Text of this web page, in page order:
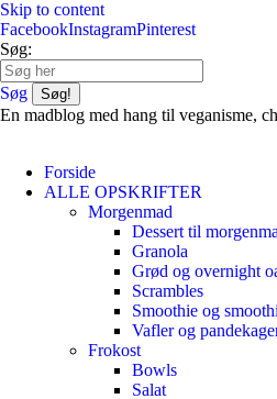
Skip to content
FacebookInstagramPinterest
Søg:
Søg
En madblog med hang til veganisme,
Forside
ALLE OPSKRIFTER
Morgenmad
Dessert til
Granola
Grød og overnight
Scrambles
Smoothie og
Vafler og
Frokost
Bowls
Salat